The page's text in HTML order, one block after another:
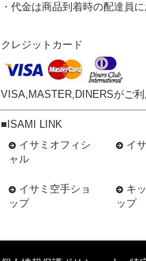
・代金は商品到着時の配達員に
クレジットカード
VISA,MASTER,DINERSがご利
■ISAMI LINK
イサミオフィシ
ャル
イ
イサミ空手ショ
ップ
キ
ップ